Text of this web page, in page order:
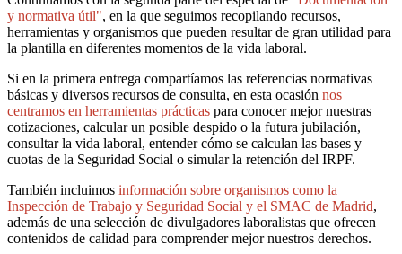
y normativa útil", en la que seguimos recopilando recursos,
herramientas y organismos que pueden resultar de gran utilidad para
la plantilla en diferentes momentos de la vida laboral.
Si en la primera entrega compartíamos las referencias normativas
básicas y diversos recursos de consulta, en esta ocasión nos
centramos en herramientas prácticas para conocer mejor nuestras
cotizaciones, calcular un posible despido o la futura jubilación,
consultar la vida laboral, entender cómo se calculan las bases y
cuotas de la Seguridad Social o simular la retención del IRPF.
También incluimos información sobre organismos como la
Inspección de Trabajo y Seguridad Social y el SMAC de Madrid,
además de una selección de divulgadores laboralistas que ofrecen
contenidos de calidad para comprender mejor nuestros derechos.